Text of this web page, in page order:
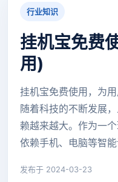
行业知识
挂机宝免费
用)
挂机宝免费使用，为
随着科技的不断发展
赖越来越大。作为一
依赖手机、电脑等智
发布于 2024-03-23